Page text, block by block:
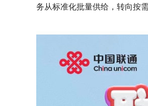
务从标准化批量供给，转向按